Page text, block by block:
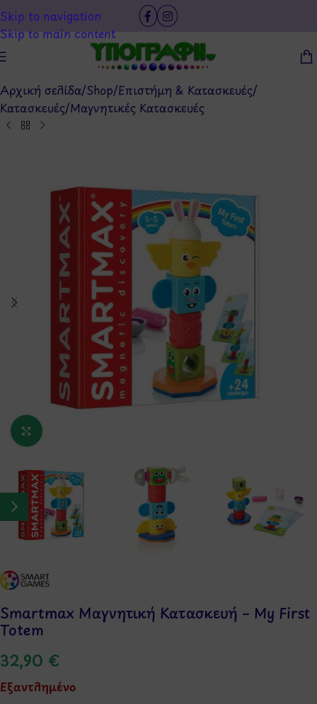
Skip to navigation
Skip to main content
Αρχική σελίδα/Shop/Επιστήμη & Κατασκευές/
Κατασκευές/Μαγνητικές Κατασκευές
Κάντε κλικ για μεγέθυνση
Smartmax Μαγνητική Κατασκευή – My First
Totem
32,90 €
Εξαντλημένο